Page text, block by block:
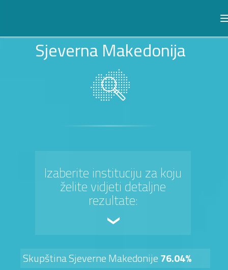
Sjeverna Makedonija
Izaberite instituciju za koju
želite vidjeti detaljne
rezultate:
Skupština Sjeverne Makedonije76.04%